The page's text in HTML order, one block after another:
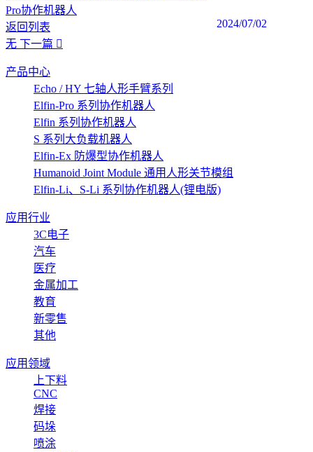
Pro协作机器人
2024/07/02
返回列表
无 下一篇
产品中心
Echo / HY 七轴人形手臂系列
Elfin-Pro 系列协作机器人
Elfin 系列协作机器人
S 系列大负载机器人
Elfin-Ex 防爆型协作机器人
Humanoid Joint Module 通用人形关节模组
Elfin-Li、S-Li 系列协作机器人(锂电版)
应用行业
3C电子
汽车
医疗
金属加工
教育
新零售
其他
应用领域
上下料
CNC
焊接
码垛
喷涂